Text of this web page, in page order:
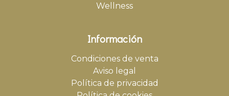
Wellness
Información
Condiciones de venta
Aviso legal
Política de privacidad